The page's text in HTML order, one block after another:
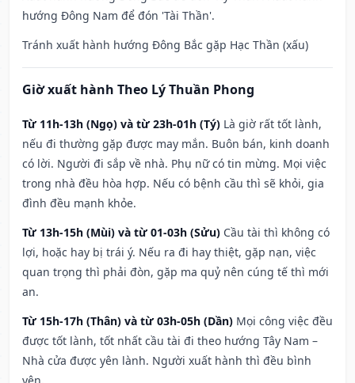
hướng Đông Nam để đón 'Tài Thần'.
Tránh xuất hành hướng Đông Bắc gặp Hạc Thần (xấu)
Giờ xuất hành Theo Lý Thuần Phong
Từ 11h-13h (Ngọ) và từ 23h-01h (Tý) Là giờ rất tốt lành,
nếu đi thường gặp được may mắn. Buôn bán, kinh doanh
có lời. Người đi sắp về nhà. Phụ nữ có tin mừng. Mọi việc
trong nhà đều hòa hợp. Nếu có bệnh cầu thì sẽ khỏi, gia
đình đều mạnh khỏe.
Từ 13h-15h (Mùi) và từ 01-03h (Sửu) Cầu tài thì không có
lợi, hoặc hay bị trái ý. Nếu ra đi hay thiệt, gặp nạn, việc
quan trọng thì phải đòn, gặp ma quỷ nên cúng tế thì mới
an.
Từ 15h-17h (Thân) và từ 03h-05h (Dần) Mọi công việc đều
được tốt lành, tốt nhất cầu tài đi theo hướng Tây Nam –
Nhà cửa được yên lành. Người xuất hành thì đều bình